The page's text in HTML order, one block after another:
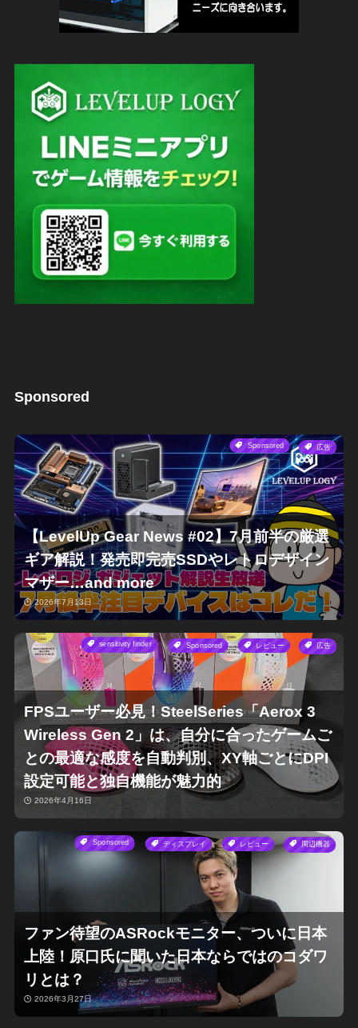
Sponsored
Sponsored 広告
【LevelUp Gear News #02】7月前半の厳選
ギア解説！発売即完売SSDやレトロデザイン
マザー…and more
2026年7月13日
sensitivity finder Sponsored レビュー 広告
FPSユーザー必見！SteelSeries「Aerox 3
Wireless Gen 2」は、自分に合ったゲームご
との最適な感度を自動判別、XY軸ごとにDPI
設定可能と独自機能が魅力的
2026年4月16日
Sponsored ディスプレイ レビュー 周辺機器
ファン待望のASRockモニター、ついに日本
上陸！原口氏に聞いた日本ならではのコダワ
リとは？
2026年3月27日